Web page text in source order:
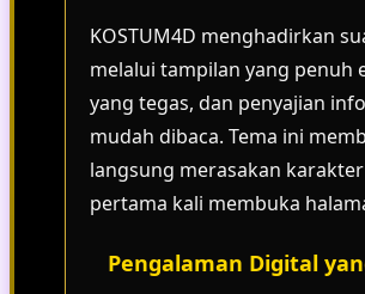
KOSTUM4D menghadirkan
melalui tampilan yang penuh
yang tegas, dan penyajian
mudah dibaca. Tema ini
langsung merasakan
pertama kali membuka
Pengalaman Digital